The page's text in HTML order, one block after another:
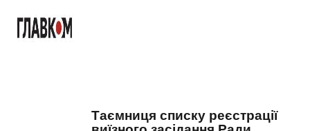
Таємниця списку реєстрації